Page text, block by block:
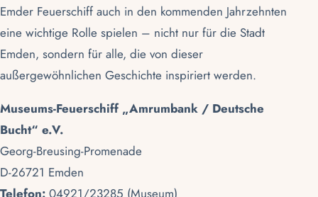
Emder Feuerschiff auch in den kommenden Jahrzehnten
eine wichtige Rolle spielen – nicht nur für die Stadt
Emden, sondern für alle, die von dieser
außergewöhnlichen Geschichte inspiriert werden.
Museums-Feuerschiff „Amrumbank / Deutsche
Bucht“ e.V.
Georg-Breusing-Promenade
D-26721 Emden
Telefon: 04921/23285 (Museum)